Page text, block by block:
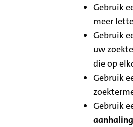
Gebruik
meer
Gebruik
uw
die op
Gebruik
Gebruik